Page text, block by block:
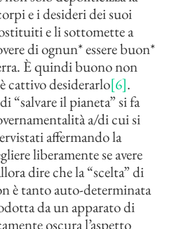
e i desideri dei suoi
e li sottomette a
di ognun* essere buon*
È quindi buono non
cattivo desiderarlo[6].
“salvare il pianeta” si fa
a/di cui si
affermando la
liberamente se avere
dire che la “scelta” di
è tanto auto-determinata
da un apparato di
oscura l’aspetto